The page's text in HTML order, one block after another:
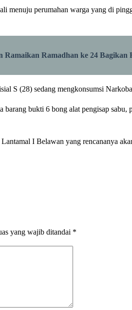
menuju perumahan warga yang di
Ramadhan ke 24 Bagikan
S (28) sedang mengkonsumsi
barang bukti 6 bong alat pengisap
I Belawan yang rencananya
yang wajib ditandai *